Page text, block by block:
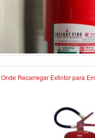
Onde Recarregar Extintor para